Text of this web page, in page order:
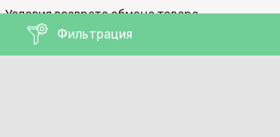
Фильтрация
Условия возврата обмена товара